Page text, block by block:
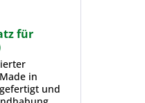
wir in
an,
Merken